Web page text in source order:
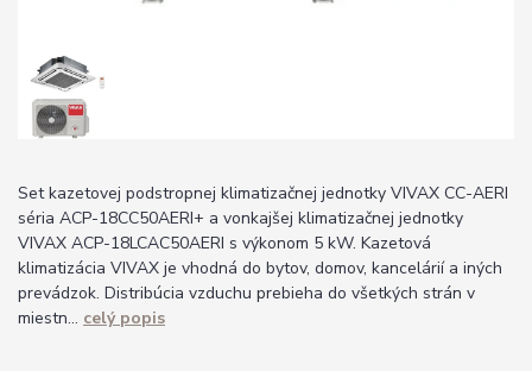
Set kazetovej podstropnej klimatizačnej jednotky VIVAX CC-AERI
séria ACP-18CC50AERI+ a vonkajšej klimatizačnej jednotky
VIVAX ACP-18LCAC50AERI s výkonom 5 kW. Kazetová
klimatizácia VIVAX je vhodná do bytov, domov, kancelárií a iných
prevádzok. Distribúcia vzduchu prebieha do všetkých strán v
miestn... celý popis